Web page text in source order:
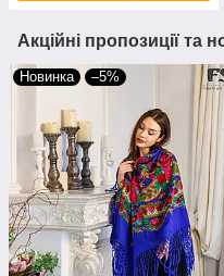
Акційні пропозиції та
Новинка –5%